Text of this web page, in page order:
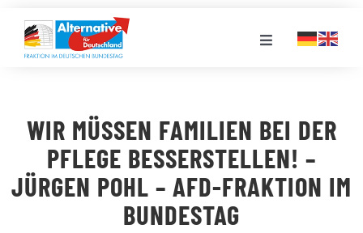
Inhalt
springen
Toggle
LANDESGRUPPEN
VERANSTALTUNGEN
WIR MÜSSEN FAMILIEN BEI DER
PFLEGE BESSERSTELLEN! –
JÜRGEN POHL – AFD-FRAKTION IM
BUNDESTAG